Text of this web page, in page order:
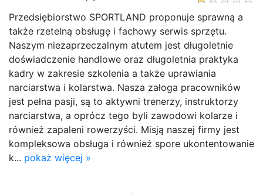
Przedsiębiorstwo SPORTLAND proponuje sprawną a
także rzetelną obsługę i fachowy serwis sprzętu.
Naszym niezaprzeczalnym atutem jest długoletnie
doświadczenie handlowe oraz długoletnia praktyka
kadry w zakresie szkolenia a także uprawiania
narciarstwa i kolarstwa. Nasza załoga pracowników
jest pełna pasji, są to aktywni trenerzy, instruktorzy
narciarstwa, a oprócz tego byli zawodowi kolarze i
również zapaleni rowerzyści. Misją naszej firmy jest
kompleksowa obsługa i również spore ukontentowanie
k... pokaż więcej »